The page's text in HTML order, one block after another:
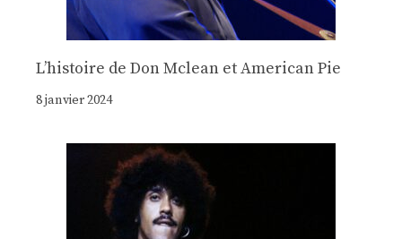
Lʼhistoire de Don Mclean et American Pie
8 janvier 2024